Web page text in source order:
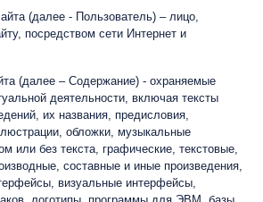
(далее - Пользователь) – лицо,
посредством сети Интернет и
(далее – Содержание) - охраняемые
деятельности, включая тексты
их названия, предисловия,
обложки, музыкальные
или без текста, графические, текстовые,
составные и иные произведения,
визуальные интерфейсы,